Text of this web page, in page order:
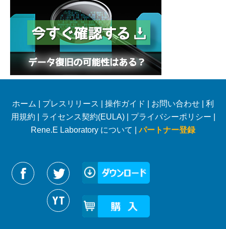
ホーム プレスリリース 操作ガイド お問い合わせ
利
用規約
ライセンス契約(EULA)| プライバシーポリシー
Rene.E Laboratory について |パートナー登録
Reneelabをフォローする